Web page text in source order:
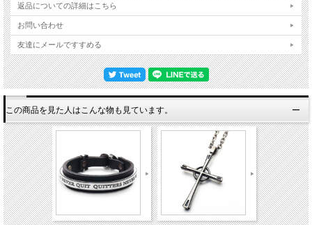
返品についての詳細はこちら
お問い合わせ
友達にメールですすめる
この商品を見た人はこんな物も見ています。